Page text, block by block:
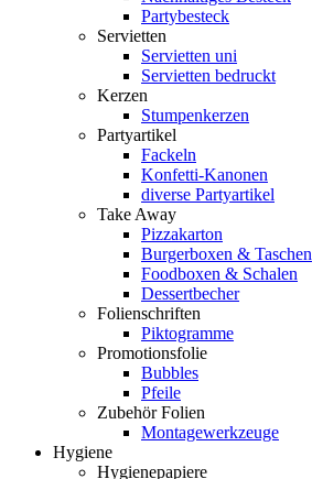
Partybesteck
Servietten
Servietten uni
Servietten bedruckt
Kerzen
Stumpenkerzen
Partyartikel
Fackeln
Konfetti-Kanonen
diverse Partyartikel
Take Away
Pizzakarton
Burgerboxen & Taschen
Foodboxen & Schalen
Dessertbecher
Folienschriften
Piktogramme
Promotionsfolie
Bubbles
Pfeile
Zubehör Folien
Montagewerkzeuge
Hygiene
Hygienepapiere